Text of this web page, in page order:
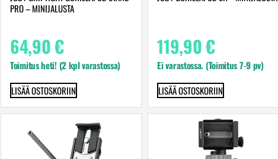
PRO – MINIJALUSTA
64,90€
Toimitus heti! (2 kpl varastossa)
LISÄÄ OSTOSKORIIN
119,90€
Ei varastossa. (Toimitus 7-9 pv)
LISÄÄ OSTOSKORIIN